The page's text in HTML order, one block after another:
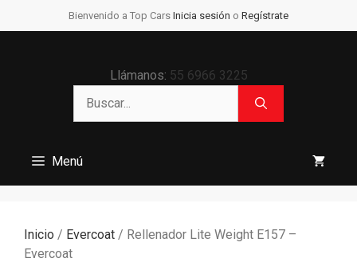
al
Bienvenido a Top Cars Inicia sesión o Regístrate
Llámanos: 55 6966 3225
Menú
Inicio / Evercoat / Rellenador Lite Weight E157 –
Evercoat